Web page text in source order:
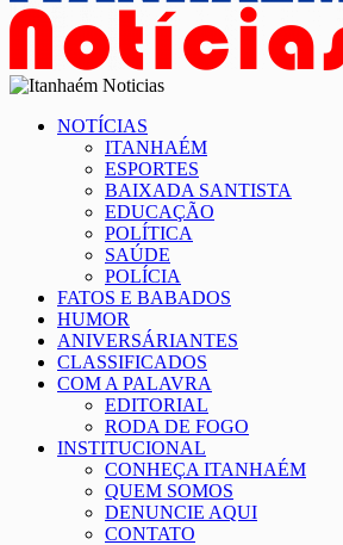
NOTÍCIAS
ITANHAÉM
ESPORTES
BAIXADA SANTISTA
EDUCAÇÃO
POLÍTICA
SAÚDE
POLÍCIA
FATOS E BABADOS
HUMOR
ANIVERSÁRIANTES
CLASSIFICADOS
COM A PALAVRA
EDITORIAL
RODA DE FOGO
INSTITUCIONAL
CONHEÇA ITANHAÉM
QUEM SOMOS
DENUNCIE AQUI
CONTATO